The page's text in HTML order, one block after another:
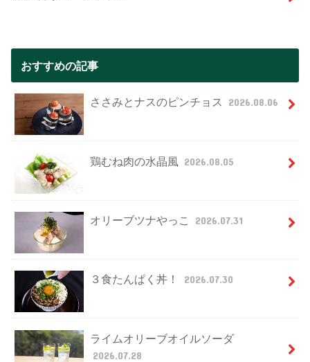
おすすめの記事
ささみとナスのピンチョス 2026.08.06
鶏むね肉の水晶風 2026.08.05
オリーブツナやっこ 2026.07.31
３食たんぱく丼！ 2026.07.30
ライムオリーブオイルソーダ
2026.07.28